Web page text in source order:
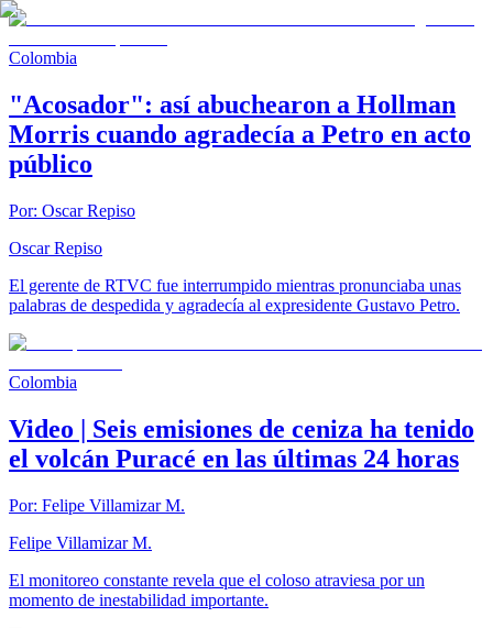
Colombia
"Acosador": así abuchearon a Hollman
Morris cuando agradecía a Petro en acto
público
Por: Oscar Repiso
Oscar Repiso
El gerente de RTVC fue interrumpido mientras pronunciaba unas
palabras de despedida y agradecía al expresidente Gustavo Petro.
Colombia
Video | Seis emisiones de ceniza ha tenido
el volcán Puracé en las últimas 24 horas
Por: Felipe Villamizar M.
Felipe Villamizar M.
El monitoreo constante revela que el coloso atraviesa por un
momento de inestabilidad importante.